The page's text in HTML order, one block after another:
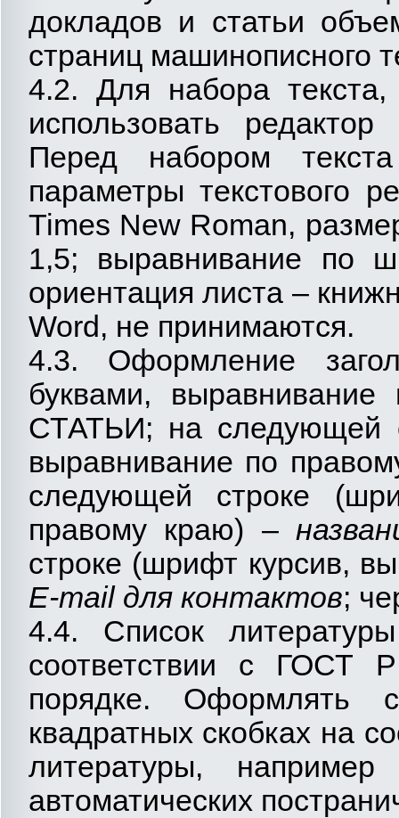
докладов и статьи
страниц машинописного
4.2. Для набора
использовать
Перед набором
параметры текстового
Times New Roman,
1,5; выравнивание по
ориентация листа –
Word, не принимаются.
4.3. Оформление
буквами,
СТАТЬИ; на следующей
выравнивание по
следующей строке
правому краю) –
строке (шрифт курсив,
E-mail для контактов;
4.4. Список
соответствии с ГОСТ
порядке. Оформлять
квадратных скобках на
литературы,
автоматических